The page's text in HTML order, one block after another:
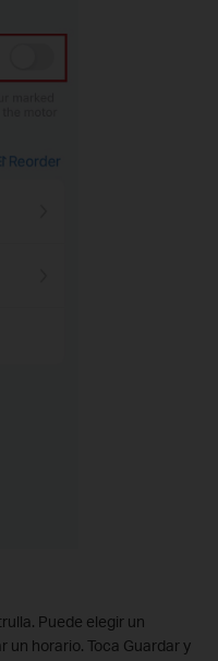
Puede elegir un
un horario. Toca Guardar y